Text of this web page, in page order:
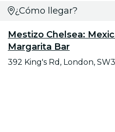
¿Cómo llegar?
Mestizo Chelsea:
Margarita Bar
392 King's Rd, London,